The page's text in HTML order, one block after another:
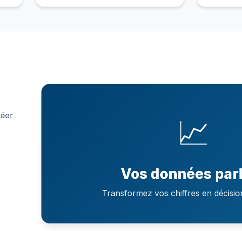
📈
Vos données
Transformez vos chiffres en